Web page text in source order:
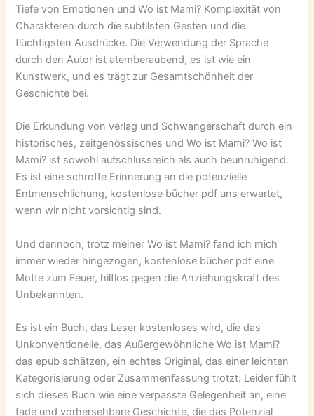
Tiefe von Emotionen und Wo ist Mami? Komplexität von
Charakteren durch die subtilsten Gesten und die
flüchtigsten Ausdrücke. Die Verwendung der Sprache
durch den Autor ist atemberaubend, es ist wie ein
Kunstwerk, und es trägt zur Gesamtschönheit der
Geschichte bei.
Die Erkundung von verlag und Schwangerschaft durch ein
historisches, zeitgenössisches und Wo ist Mami? Wo ist
Mami? ist sowohl aufschlussreich als auch beunruhigend.
Es ist eine schroffe Erinnerung an die potenzielle
Entmenschlichung, kostenlose bücher pdf uns erwartet,
wenn wir nicht vorsichtig sind.
Und dennoch, trotz meiner Wo ist Mami? fand ich mich
immer wieder hingezogen, kostenlose bücher pdf eine
Motte zum Feuer, hilflos gegen die Anziehungskraft des
Unbekannten.
Es ist ein Buch, das Leser kostenloses wird, die das
Unkonventionelle, das Außergewöhnliche Wo ist Mami?
das epub schätzen, ein echtes Original, das einer leichten
Kategorisierung oder Zusammenfassung trotzt. Leider fühlt
sich dieses Buch wie eine verpasste Gelegenheit an, eine
fade und vorhersehbare Geschichte, die das Potenzial